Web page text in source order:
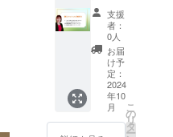
供しま
す。 日
時：
メール
にて調
整 時
間：45
分 場
所：オ
ンライ
(90
分)】 よ
り深い
内容の
認知症
予防に
関する
オンラ
イン個
人セッ
支援
者：
0人
お届
け予
定：
2024
年10
月
こ
の
リ
タ
ー